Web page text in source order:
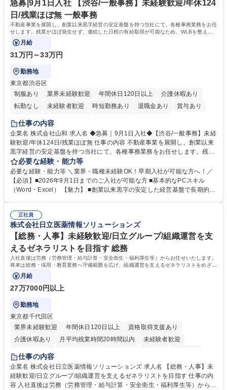
イン」の管理運営を行うなど、事業収益を生み出す活動を積極的に行って
います。 学歴・資格 学歴：大学院 大学 高専 短大 専修学校 高校 語学力：
資格：
急募|9月1日入社 【渋谷/一般事務】未経験歓迎/年休124
日/残業ほぼ無 一般事務
不動産事業を展開し、創業以来黒字経営の安定基盤を持つ当社にて、各種事務業務をお任
せします。残業がほぼ発生せず、連続した日程の有給取得が可能なため、WLBを整えた
い方にお勧めの環境です！
月給
31万円～33万円
勤務地
東京都渋谷区
制服あり
業界未経験歓迎 年間休日120日以上
介護休暇あり
転勤なし
未経験者歓迎 時短勤務あり 退職金あり
賞与あり
育休あり
完全週休2日制
仕事の内容
企業名 株式会社山和 求人名 ◆急募｜9月1日入社◆【渋谷/一般事務】未経
験歓迎/年休124日/残業ほぼ無 仕事の内容 不動産事業を展開し、創業以来
黒字経営の安定基盤を持つ当社にて、各種事務業務をお任せします。残業
がほぼ発生せず、連続した日程の有給取得が可能なため、WLBを整えたい
方にお勧めの環境です！ 入社後はOJTを通じて丁寧に研修を行いますの
で、事務未経験の方でも安心して臨むことができます。 【業務詳細】■電
話・来客対応 ■物件の鍵や社内の備品管理 ■データ入力や書類作成 ■契約
必要な経験・能力等
必要な経験・能力等 ＼業界・職種未経験OK！早期入社が可能な方へ！／
【必須】■2026年9月1日までのご入社が可能な方 ■基本的なPCスキル
（Word・Excel） 【魅力】 ■創業以来黒字の安定した経営基盤で長期的に
のOJTで業務を習得可能、未経験でもしっかりサポート 学歴・資格 学
歴：大学院 大学 高専 短大 語学力： 資格：
正社員
株式会社日立医薬情報ソリューションズ
【総務・人事】未経験歓迎/日立グループ/組織運営を支
えるゼネラリストを目指す 総務
入社直後は労務（労務管理・給与計算・安全衛生・福利厚生等）からお任せいたします。
将来は総務・採用・教育業務へ守備範囲を広げ、組織運営を支えるゼネラリストをめざせ
ます。
月給
27万7000円以上
勤務地
東京都千代田区
業界未経験歓迎
年間休日120日以上
資格取得支援あり
介護休暇あり
月平均残業時間20時間以内
未経験者歓迎
住宅手当あり
育休あり
完全週休2日制 交通費支給 土日祝休み 寮・社宅あり
仕事の内容
企業名 株式会社日立医薬情報ソリューションズ 求人名 【総務・人事】未
経験歓迎/日立グループ/組織運営を支えるゼネラリストを目指す 仕事の内
容 入社直後は労務（労務管理・給与計算・安全衛生・福利厚生等）からお